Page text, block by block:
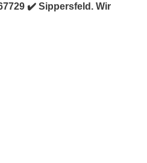
✔️ Sippersfeld. Wir